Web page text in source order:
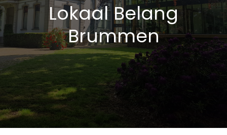
Lokaal Belang
Brummen